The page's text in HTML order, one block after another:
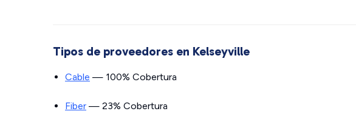
Tipos de proveedores en Kelseyville
Cable — 100% Cobertura
Fiber — 23% Cobertura